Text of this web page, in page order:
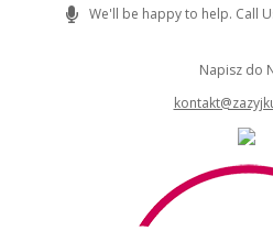
We'll be happy to help. Call
Napisz do